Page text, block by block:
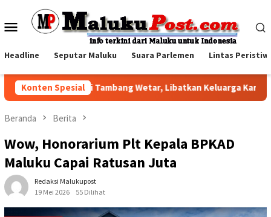
konten
Menu
Headline Seputar Maluku Suara Parlemen Lintas
Konten Spesial
BKP-BTR di Tambang Wetar, Libatkan Keluarga Karyawan
Beranda Berita
Wow, Honorarium Plt Kepala BPKAD
Maluku Capai Ratusan Juta
Redaksi Malukupost
19 Mei 2026
55 Dilihat